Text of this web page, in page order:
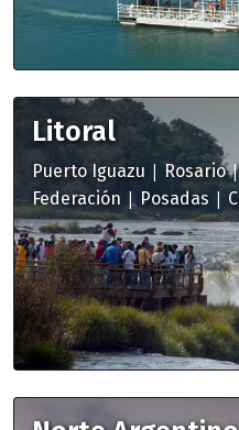
Litoral
Puerto Iguazu | Rosario
Federación | Posadas |